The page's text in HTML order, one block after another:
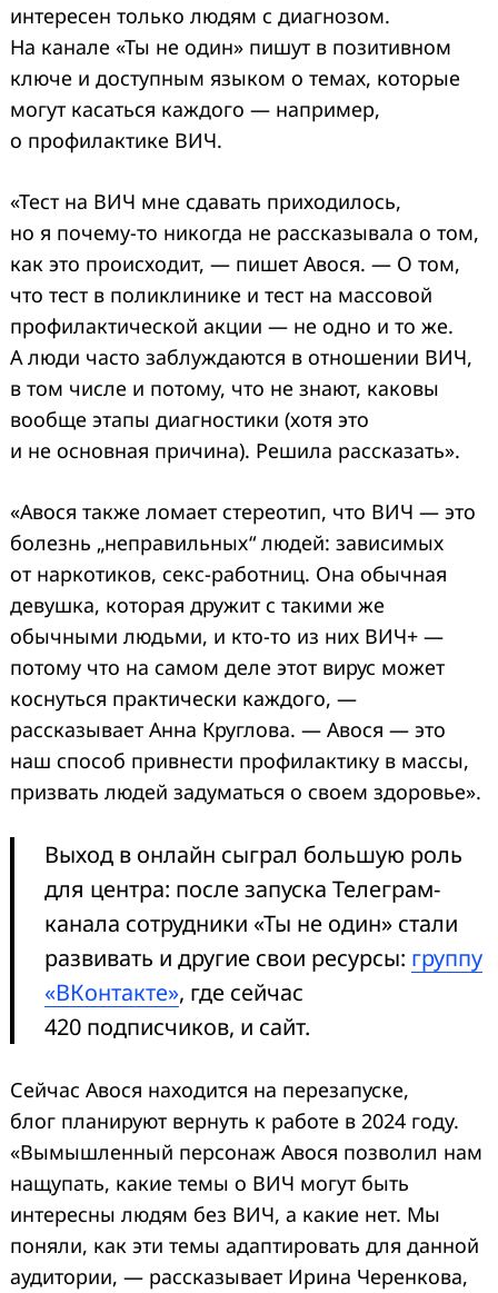
интересен только людям с диагнозом.
На канале «Ты не один» пишут в позитивном
ключе и доступным языком о темах, которые
могут касаться каждого — например,
о профилактике ВИЧ.
«Тест на ВИЧ мне сдавать приходилось,
но я почему-то никогда не рассказывала о том,
как это происходит, — пишет Авося. — О том,
что тест в поликлинике и тест на массовой
профилактической акции — не одно и то же.
А люди часто заблуждаются в отношении ВИЧ,
в том числе и потому, что не знают, каковы
вообще этапы диагностики (хотя это
и не основная причина). Решила рассказать».
«Авося также ломает стереотип, что ВИЧ — это
болезнь „неправильных“ людей: зависимых
от наркотиков, секс-работниц. Она обычная
девушка, которая дружит с такими же
обычными людьми, и кто-то из них ВИЧ+ —
потому что на самом деле этот вирус может
коснуться практически каждого, —
рассказывает Анна Круглова. — Авося — это
наш способ привнести профилактику в массы,
призвать людей задуматься о своем здоровье».
Выход в онлайн сыграл большую роль
для центра: после запуска Телеграм-
канала сотрудники «Ты не один» стали
развивать и другие свои ресурсы: группу
«ВКонтакте», где сейчас
420 подписчиков, и сайт.
Сейчас Авося находится на перезапуске,
блог планируют вернуть к работе в 2024 году.
«Вымышленный персонаж Авося позволил нам
нащупать, какие темы о ВИЧ могут быть
интересны людям без ВИЧ, а какие нет. Мы
поняли, как эти темы адаптировать для данной
аудитории, — рассказывает Ирина Черенкова,